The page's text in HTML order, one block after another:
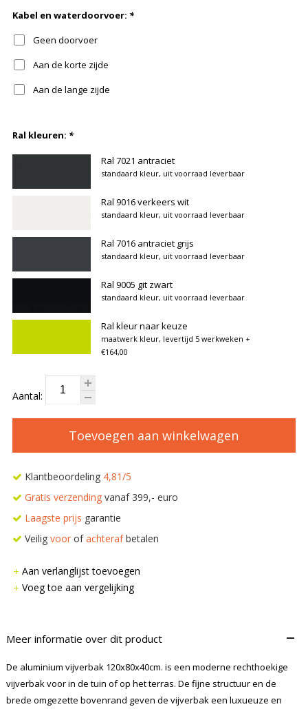
Kabel en waterdoorvoer: *
Geen doorvoer
Aan de korte zijde
Aan de lange zijde
Ral kleuren: *
Ral 7021 antraciet
standaard kleur, uit voorraad leverbaar
Ral 9016 verkeers wit
standaard kleur, uit voorraad leverbaar
Ral 7016 antraciet grijs
standaard kleur, uit voorraad leverbaar
Ral 9005 git zwart
standaard kleur, uit voorraad leverbaar
Ral kleur naar keuze
maatwerk kleur, levertijd 5 werkweken +
€164,00
Aantal:
Toevoegen aan winkelwagen
Klantbeoordeling 4,81/5
Gratis verzendingvanaf 399,- euro
Laagste prijs garantie
Veilig voorofachterafbetalen
Aan verlanglijst toevoegen
Voeg toe aan vergelijking
Meer informatie over dit product –
De aluminium vijverbak 120x80x40cm. is een moderne rechthoekige
vijverbak voor in de tuin of op het terras. De fijne structuur en de
brede omgezette bovenrand geven de vijverbak een luxueuze en